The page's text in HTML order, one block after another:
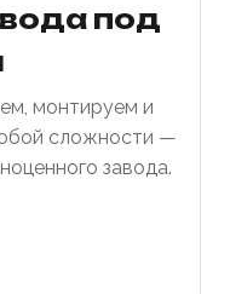
под
монтируем и
сложности —
завода.